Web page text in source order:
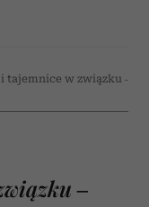
i tajemnice w związku –
–